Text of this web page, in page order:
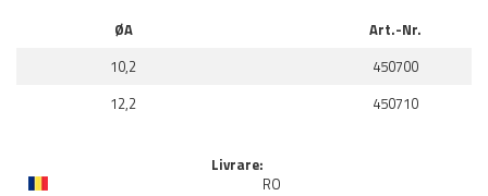
ØA
Art.-Nr.
10,2
450700
12,2
450710
Livrare:
RO